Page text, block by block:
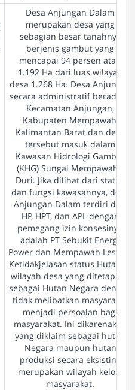
Desa Anjungan Dalam
merupakan desa yang
sebagian besar tanahnya
berjenis gambut yang
mencapai 94 persen atau
1.192 Ha dari luas wilayah
desa 1.268 Ha. Desa Anjungan
secara administratif berada di
Kecamatan Anjungan,
Kabupaten Mempawah,
Kalimantan Barat dan desa
tersebut masuk dalam
Kawasan Hidrologi Gambut
(KHG) Sungai Mempawah -
Duri. Jika dilihat dari status
dan fungsi kawasannya, desa
Anjungan Dalam terdiri dari
HP, HPT, dan APL dengan
pemegang izin konsesinya
adalah PT Sebukit Energi
Power dan Mempawah Lestari.
Ketidakjelasan status Hutan di
wilayah desa yang ditetapkan
sebagai Hutan Negara dengan
tidak melibatkan masyarakat
menjadi persoalan bagi
masyarakat. Ini dikarenakan
yang diklaim sebagai hutan
Negara maupun hutan
produksi secara eksisting
merupakan wilayah kelola
masyarakat.